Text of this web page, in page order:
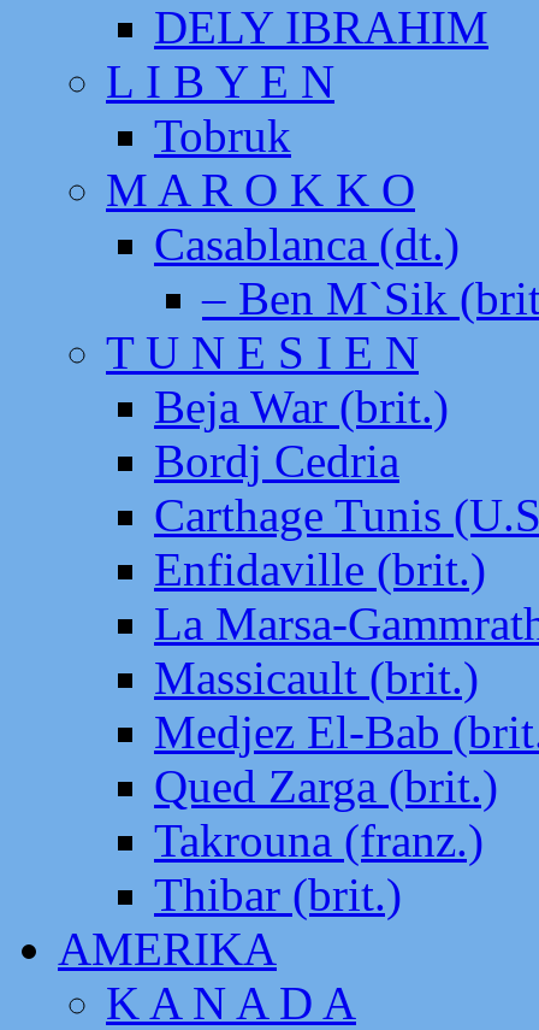
DELY IBRAHIM
L I B Y E N
Tobruk
M A R O K K O
Casablanca (dt.)
– Ben M`Sik
T U N E S I E N
Beja War (brit.)
Bordj Cedria
Carthage Tunis
Enfidaville (brit.)
La Marsa-
Massicault (brit.)
Medjez El-Bab
Qued Zarga (brit.)
Takrouna (franz.)
Thibar (brit.)
AMERIKA
K A N A D A